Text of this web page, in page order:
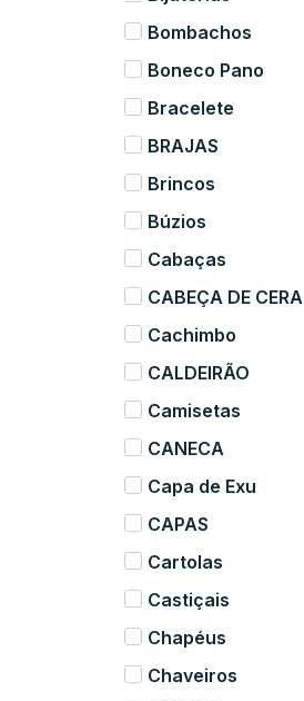
Bombachos
Boneco Pano
Bracelete
BRAJAS
Brincos
Búzios
Cabaças
CABEÇA DE CERA
Cachimbo
CALDEIRÃO
Camisetas
CANECA
Capa de Exu
CAPAS
Cartolas
Castiçais
Chapéus
Chaveiros